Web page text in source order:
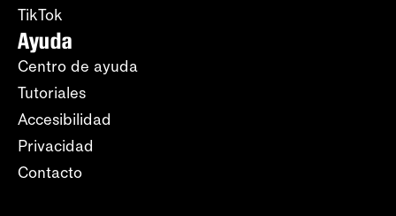
TikTok
Ayuda
Centro de ayuda
Tutoriales
Accesibilidad
Privacidad
Contacto